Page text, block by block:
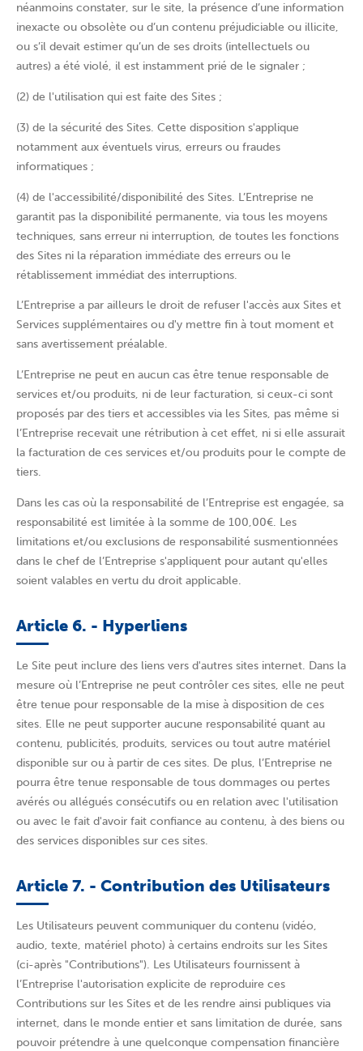
néanmoins constater, sur le site, la présence d’une information
inexacte ou obsolète ou d’un contenu préjudiciable ou illicite,
ou s’il devait estimer qu’un de ses droits (intellectuels ou
autres) a été violé, il est instamment prié de le signaler ;
(2) de l'utilisation qui est faite des Sites ;
(3) de la sécurité des Sites. Cette disposition s'applique
notamment aux éventuels virus, erreurs ou fraudes
informatiques ;
(4) de l'accessibilité/disponibilité des Sites. L’Entreprise ne
garantit pas la disponibilité permanente, via tous les moyens
techniques, sans erreur ni interruption, de toutes les fonctions
des Sites ni la réparation immédiate des erreurs ou le
rétablissement immédiat des interruptions.
L’Entreprise a par ailleurs le droit de refuser l'accès aux Sites et
Services supplémentaires ou d'y mettre fin à tout moment et
sans avertissement préalable.
L’Entreprise ne peut en aucun cas être tenue responsable de
services et/ou produits, ni de leur facturation, si ceux-ci sont
proposés par des tiers et accessibles via les Sites, pas même si
l’Entreprise recevait une rétribution à cet effet, ni si elle assurait
la facturation de ces services et/ou produits pour le compte de
tiers.
Dans les cas où la responsabilité de l’Entreprise est engagée, sa
responsabilité est limitée à la somme de 100,00€. Les
limitations et/ou exclusions de responsabilité susmentionnées
dans le chef de l’Entreprise s'appliquent pour autant qu'elles
soient valables en vertu du droit applicable.
Article 6. - Hyperliens
Le Site peut inclure des liens vers d'autres sites internet. Dans la
mesure où l’Entreprise ne peut contrôler ces sites, elle ne peut
être tenue pour responsable de la mise à disposition de ces
sites. Elle ne peut supporter aucune responsabilité quant au
contenu, publicités, produits, services ou tout autre matériel
disponible sur ou à partir de ces sites. De plus, l’Entreprise ne
pourra être tenue responsable de tous dommages ou pertes
avérés ou allégués consécutifs ou en relation avec l'utilisation
ou avec le fait d'avoir fait confiance au contenu, à des biens ou
des services disponibles sur ces sites.
Article 7. - Contribution des Utilisateurs
Les Utilisateurs peuvent communiquer du contenu (vidéo,
audio, texte, matériel photo) à certains endroits sur les Sites
(ci-après "Contributions"). Les Utilisateurs fournissent à
l’Entreprise l'autorisation explicite de reproduire ces
Contributions sur les Sites et de les rendre ainsi publiques via
internet, dans le monde entier et sans limitation de durée, sans
pouvoir prétendre à une quelconque compensation financière